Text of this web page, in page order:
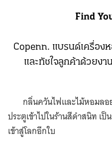
Find
Copenn. แบรนด์เครื่อ
และทัชใจลูกค้าด้วยง
กลิ่นควันไฟและไม้หอมล
ประตูเข้าไปในร้านสีดำสนิท เ
เข้าสู่โลกอีกใบ